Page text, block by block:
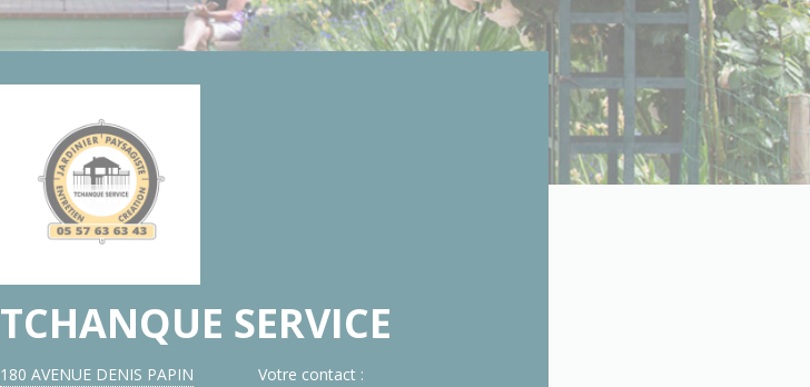
TCHANQUE SERVICE
180 AVENUE DENIS PAPIN
Votre contact :